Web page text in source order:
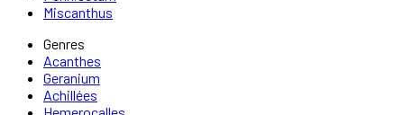
Miscanthus
Genres
Acanthes
Geranium
Achillées